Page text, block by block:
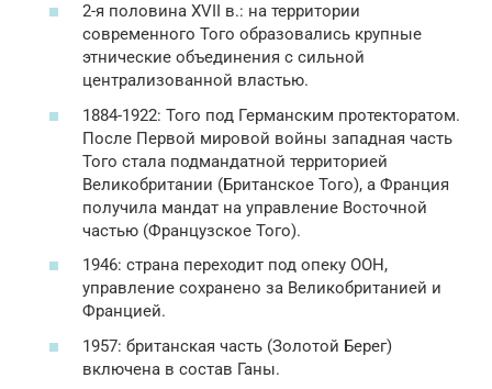
2-я половина XVII в.: на территории
современного Того образовались крупные
этнические объединения c сильной
централизованной властью.
1884-1922: Того под Германским протекторатом.
После Первой мировой войны западная часть
Того стала подмандатной территорией
Великобритании (Британское Того), a Франция
получила мандат на управление Восточной
частью (Французское Того).
1946: страна переходит под опеку ООН,
управление сохранено за Великобританией и
Францией.
1957: британская часть (Золотой Берег)
включена в состав Ганы.